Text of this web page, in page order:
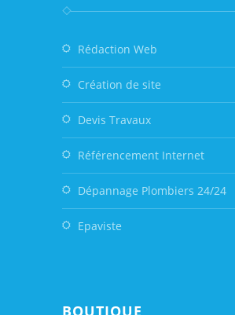
Rédaction Web
Création de site
Devis Travaux
Référencement Internet
Dépannage Plombiers 24/24
Epaviste
BOUTIQUE